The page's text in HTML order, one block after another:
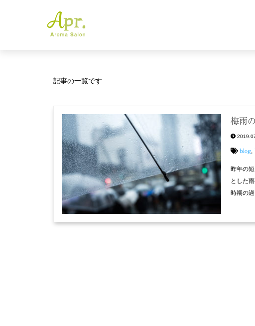
記事の一覧です
梅雨
blog,
昨年の
とした
時期の